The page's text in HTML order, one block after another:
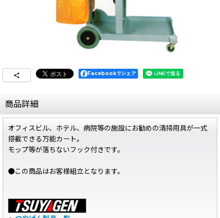
Facebookでシェア
商品詳細
オフィスビル、ホテル、病院等の施設にお勧めの清掃用具が一式
搭載できる万能カート。
モップ等が落ちないフック付きです。
●この商品はお客様組立となります。